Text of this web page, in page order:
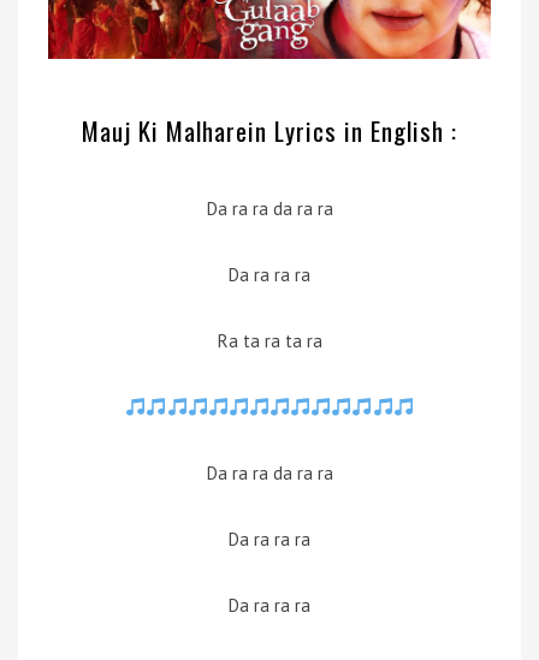
Mauj Ki Malharein Lyrics in English :
Da ra ra da ra ra
Da ra ra ra
Ra ta ra ta ra
Da ra ra da ra ra
Da ra ra ra
Da ra ra ra